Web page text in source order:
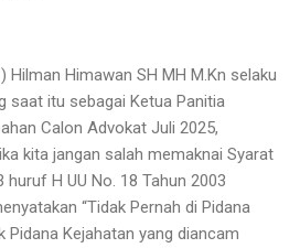
Hilman Himawan SH MH M.Kn selaku
saat itu sebagai Ketua Panitia
Calon Advokat Juli 2025,
kita jangan salah memaknai Syarat
H UU No. 18 Tahun 2003
“Tidak Pernah di Pidana
Pidana Kejahatan yang diancam